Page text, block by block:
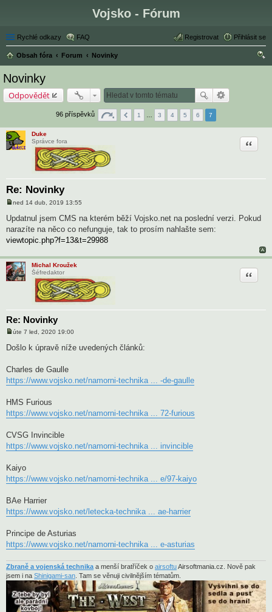
Vojsko - Fórum
Rychlé odkazy FAQ Přihlásit se
Registrovat
Obsah fóra Forum
Novinky
Novinky
Odpovědět
96 příspěvků 1 3 4 5 6 7
Duke
Správce fora
Re: Novinky
Citace
í
s
ě
e
k
ned 14 dub, 2019 13:55
Updatnul jsem CMS na kterém běží Vojsko.net na poslední verzi. Pokud
narazíte na něco co nefunguje, tak to prosím nahlašte sem:
viewtopic.php?f=13&t=29988
Michal Kroužek
Šéfredaktor
Re: Novinky
Citace
í
ě
v
úte 7 led, 2020 19:00
Došlo k úpravě níže uvedených článků:
Charles de Gaulle
https://www.vojsko.net/namorni-technika ... -de-gaulle
HMS Furious
https://www.vojsko.net/namorni-technika ... 72-furious
CVSG Invincible
https://www.vojsko.net/namorni-technika ... invincible
Kaiyo
https://www.vojsko.net/namorni-technika ... e/97-kaiyo
BAe Harrier
https://www.vojsko.net/letecka-technika ... ae-harrier
Principe de Asturias
https://www.vojsko.net/namorni-technika ... e-asturias
Zbraně a vojenská technika a menší bratříček o airsoftuAirsoftmania.cz. Nově pak
jsem i na Shinigami-san . Tam se věnuji civilnějším tématům.